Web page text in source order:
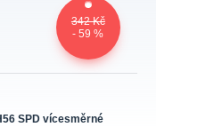
342 Kč
- 59 %
SPD vícesměrné